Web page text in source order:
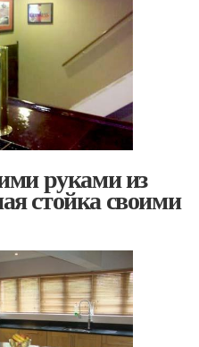
руками из
стойка своими